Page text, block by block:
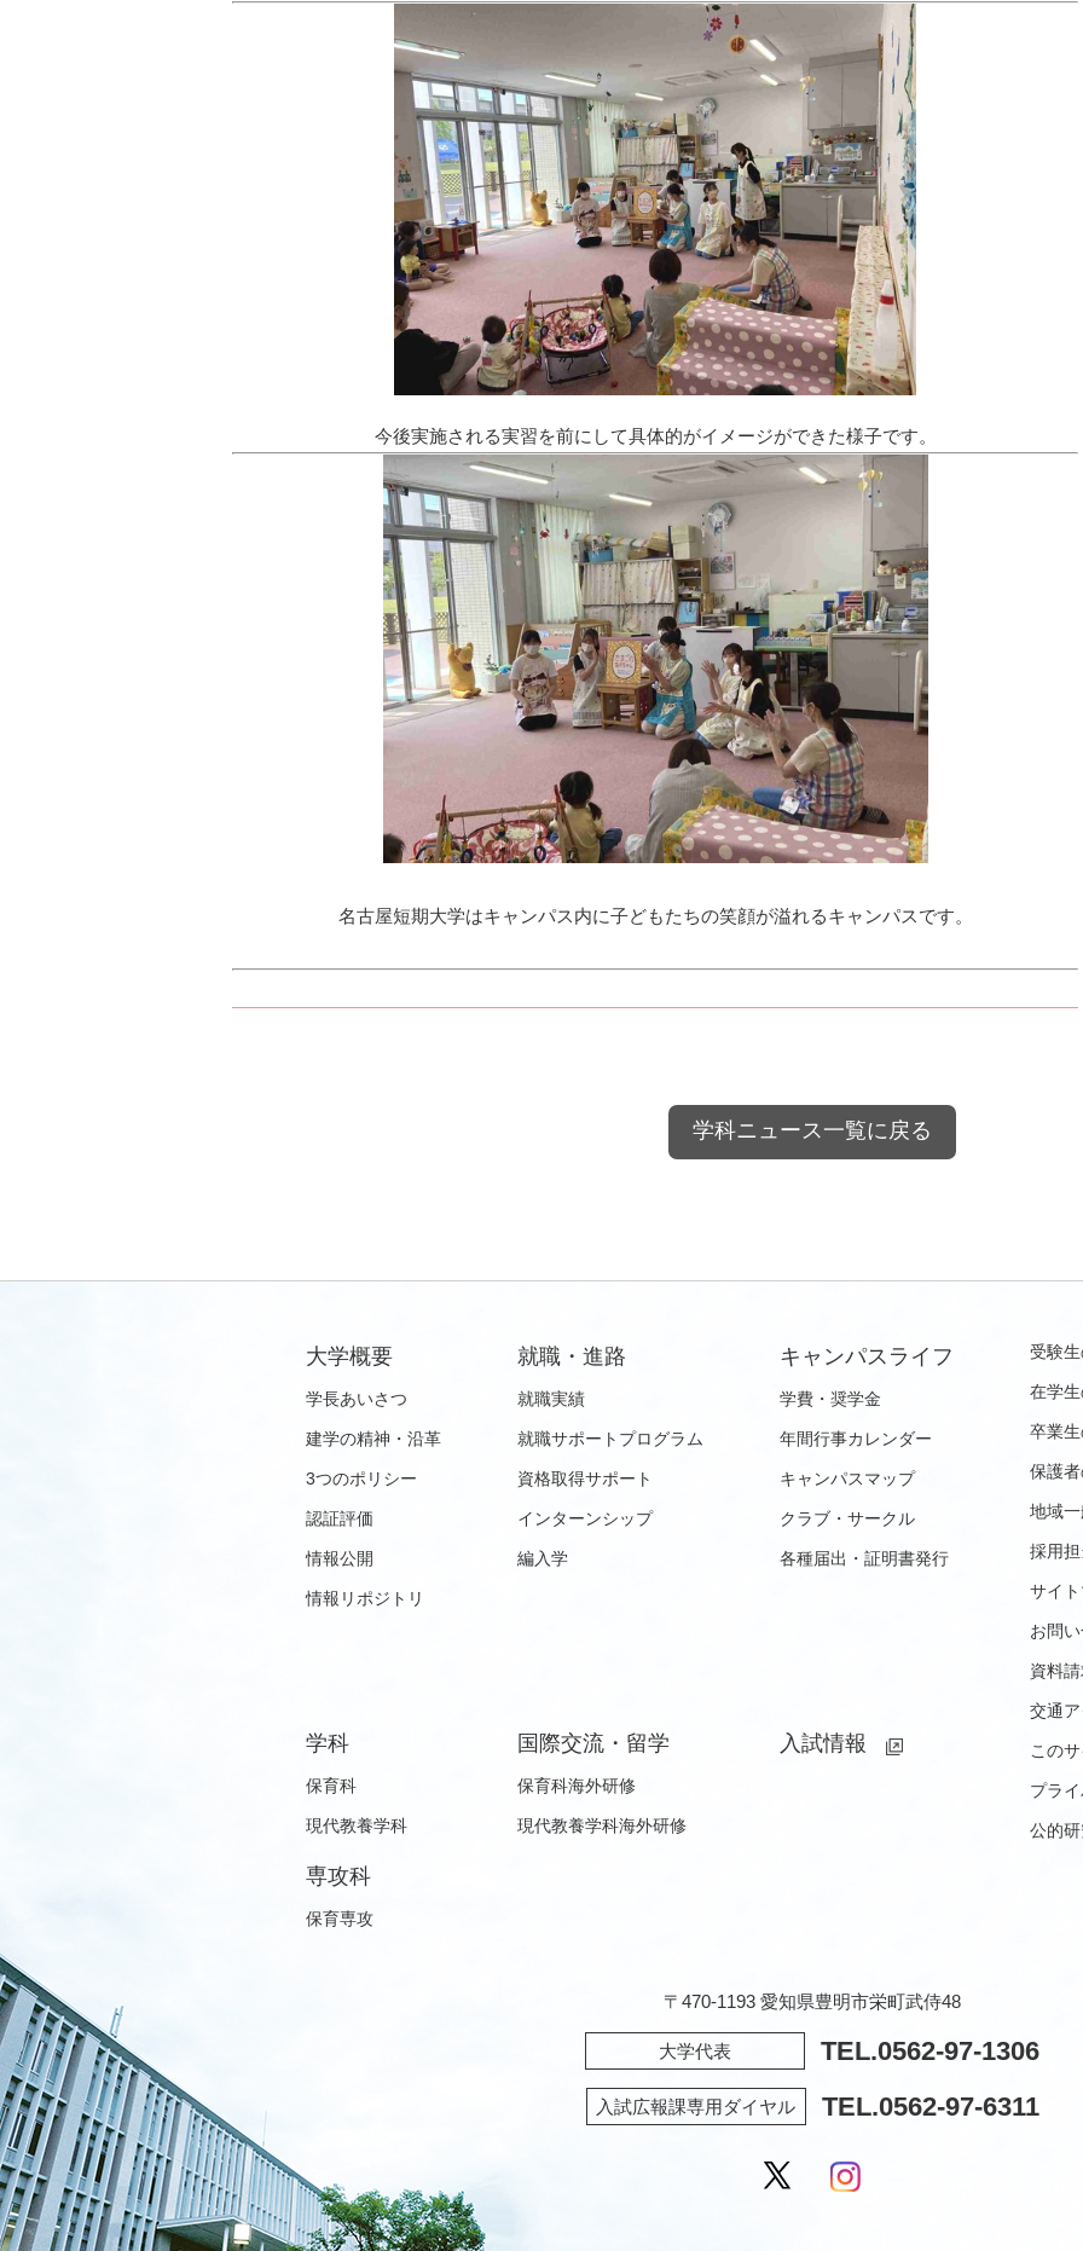
今後実施される実習を前にして具体的がイメージができた様子です。
名古屋短期大学はキャンパス内に子どもたちの笑顔が溢れるキャンパスです。
学科ニュース一覧に戻る
大学概要
学長あいさつ
建学の精神・沿革
3つのポリシー
認証評価
情報公開
情報リポジトリ
学科
保育科
現代教養学科
専攻科
保育専攻
就職・進路
就職実績
就職サポートプログラム
資格取得サポート
インターンシップ
編入学
国際交流・留学
保育科海外研修
現代教養学科海外研修
キャンパスライフ
学費・奨学金
年間行事カレンダー
キャンパスマップ
クラブ・サークル
各種届出・証明書発行
入試情報
受験
在学
卒業
保護
地域
採用
サイ
お問
資料
交通
この
プラ
公的
〒470-1193 愛知県豊明市栄町武侍48
大学代表 TEL.0562-97-1306
入試広報課専用ダイヤル TEL.0562-97-6311